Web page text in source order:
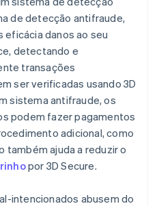
de detecção antifraude,
danos ao seu
detectando e
transações
ser verificadas usando 3D
sistema antifraude, os
podem fazer pagamentos
adicional, como
também ajuda a reduzir o
por 3D Secure.
intencionados abusem do